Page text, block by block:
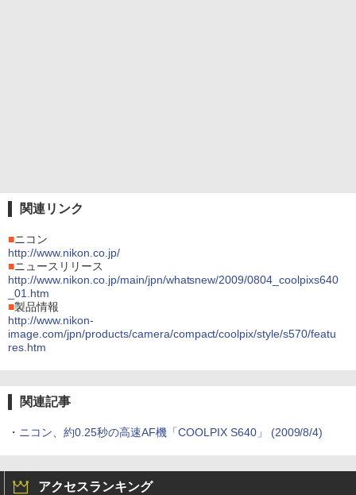
関連リンク
■ニコン
http://www.nikon.co.jp/
■ニュースリリース
http://www.nikon.co.jp/main/jpn/whatsnew/2009/0804_coolpixs640
_01.htm
■製品情報
http://www.nikon-
image.com/jpn/products/camera/compact/coolpix/style/s570/featu
res.htm
関連記事
・ ニコン、約0.25秒の高速AF機「COOLPIX S640」 (2009/8/4)
アクセスランキング